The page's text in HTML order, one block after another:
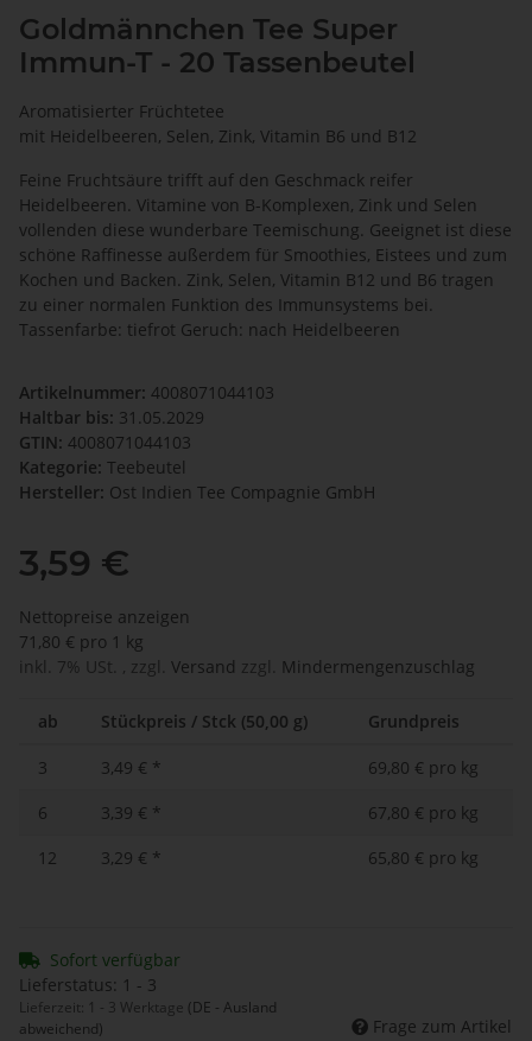
Goldmännchen Tee Super
Immun-T - 20 Tassenbeutel
Aromatisierter Früchtetee
mit Heidelbeeren, Selen, Zink, Vitamin B6 und B12
Feine Fruchtsäure trifft auf den Geschmack reifer
Heidelbeeren. Vitamine von B-Komplexen, Zink und Selen
vollenden diese wunderbare Teemischung. Geeignet ist diese
schöne Raffinesse außerdem für Smoothies, Eistees und zum
Kochen und Backen. Zink, Selen, Vitamin B12 und B6 tragen
zu einer normalen Funktion des Immunsystems bei.
Tassenfarbe: tiefrot Geruch: nach Heidelbeeren
Artikelnummer: 4008071044103
Haltbar bis: 31.05.2029
GTIN: 4008071044103
Kategorie: Teebeutel
Hersteller: Ost Indien Tee Compagnie GmbH
3,59 €
Nettopreise anzeigen
71,80 € pro 1 kg
inkl. 7% USt. , zzgl. Versand zzgl. Mindermengenzuschlag
ab Stückpreis / Stck (50,00 g) Grundpreis
3 3,49 € *
69,80 € pro kg
6
3,39 € *
67,80 € pro kg
12
3,29 € * 65,80 € pro kg
Sofort verfügbar
Lieferstatus: 1 - 3
Lieferzeit: 1 - 3 Werktage (DE - Ausland
abweichend)
Frage zum Artikel